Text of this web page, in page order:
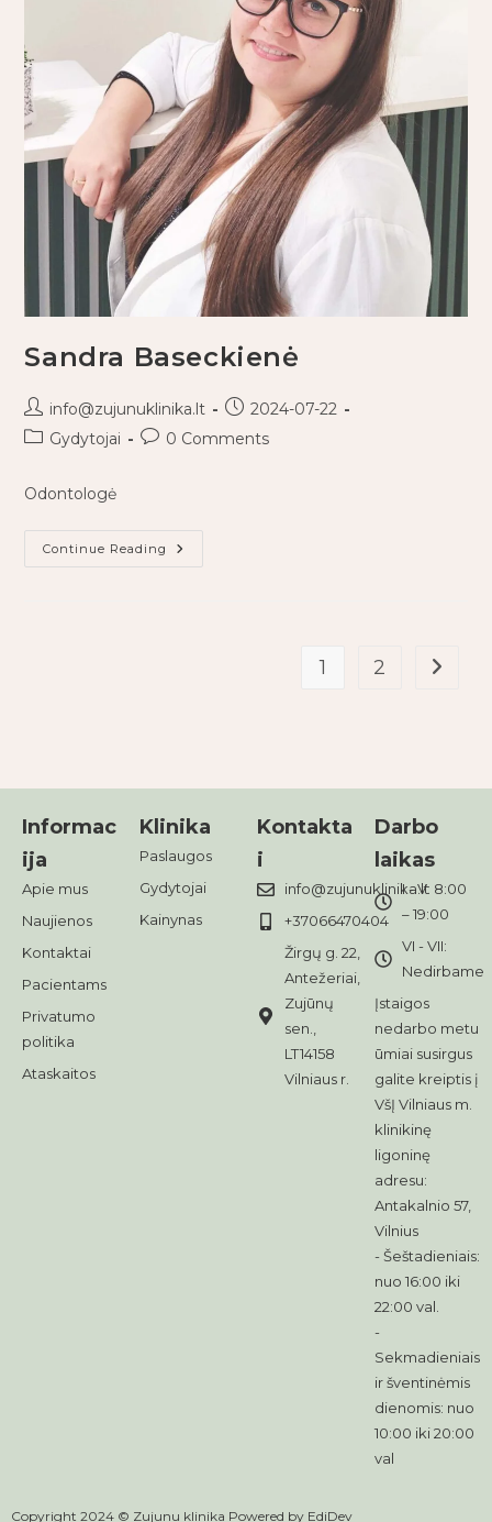
Sandra Baseckienė
info@zujunuklinika.lt
2024-07-22
Gydytojai
0 Comments
Odontologė
Continue Reading
1 2
Informac
ija
Apie mus
Naujienos
Kontaktai
Pacientams
Privatumo
politika
Ataskaitos
Klinika
Paslaugos
Gydytojai
Kainynas
Kontakta
i
info@zujunuklinika.lt
+37066470404
Žirgų g. 22,
Antežeriai,
Zujūnų
sen.,
LT14158
Vilniaus r.
Darbo
laikas
I - V: 8:00
– 19:00
VI - VII:
Nedirbame
Įstaigos
nedarbo metu
ūmiai susirgus
galite kreiptis į
VšĮ Vilniaus m.
klinikinę
ligoninę
adresu:
Antakalnio 57,
Vilnius
- Šeštadieniais:
nuo 16:00 iki
22:00 val.
-
Sekmadieniais
ir šventinėmis
dienomis: nuo
10:00 iki 20:00
val
Copyright 2024 © Zujunu klinika Powered by EdiDev